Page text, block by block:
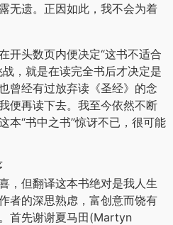
无遗。正因如此，我不会为着
开头数页内便决定“这书不适合
，就是在读完全书后才决定是
曾经有过放弃读《圣经》的念
再读下去。我至今依然不断
本“书中之书”惊讶不已，很可能
，但翻译这本书绝对是我人生
者的深思熟虑，富创意而饶有
首先谢谢夏马田(Martyn